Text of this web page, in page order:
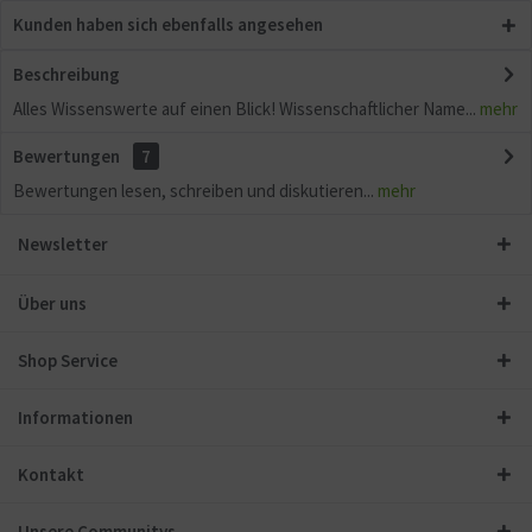
Kunden haben sich ebenfalls angesehen
Beschreibung
Alles Wissenswerte auf einen Blick! Wissenschaftlicher Name... mehr
Bewertungen
7
Bewertungen lesen, schreiben und diskutieren... mehr
Newsletter
Über uns
Shop Service
Informationen
Kontakt